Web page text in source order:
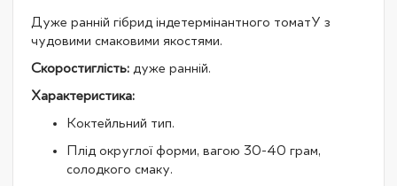
Дуже ранній гібрид індетермінантного томатУ з
чудовими смаковими якостями.
Скоростиглість: дуже ранній.
Характеристика:
Коктейльний тип.
Плід округлої форми, вагою 30-40 грам,
солодкого смаку.